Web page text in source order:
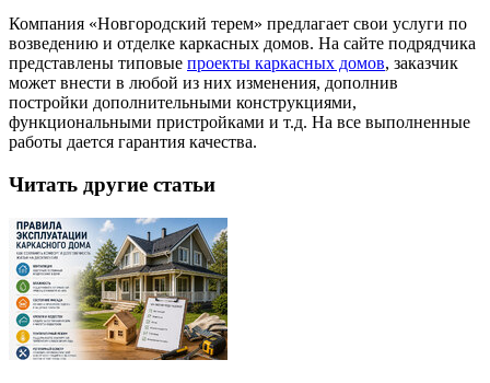
Компания «Новгородский терем» предлагает свои услуги по
возведению и отделке каркасных домов. На сайте подрядчика
представлены типовые проекты каркасных домов, заказчик
может внести в любой из них изменения, дополнив
постройки дополнительными конструкциями,
функциональными пристройками и т.д. На все выполненные
работы дается гарантия качества.
Читать другие статьи